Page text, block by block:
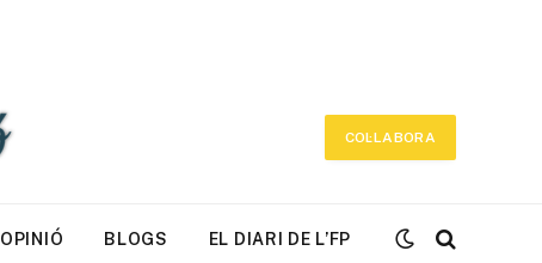
COL·LABORA
OPINIÓ BLOGS EL DIARI DE L’FP